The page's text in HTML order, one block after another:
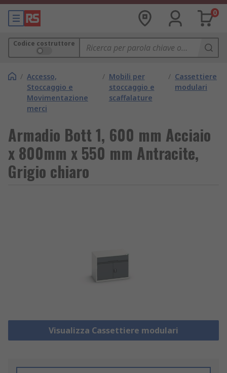
0
Codice costruttore
/ Accesso,
Stoccaggio e
Movimentazione
merci
/ Mobili per
stoccaggio e
scaffalature
/ Cassettiere
modulari
Armadio Bott 1, 600 mm Acciaio
x 800mm x 550 mm Antracite,
Grigio chiaro
Visualizza Cassettiere modulari